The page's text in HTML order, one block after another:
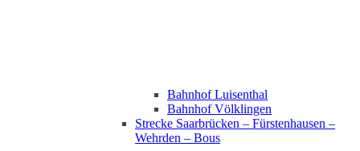
Bahnhof Luisenthal
Bahnhof Völklingen
Strecke Saarbrücken – Fürstenhausen –
Wehrden – Bous